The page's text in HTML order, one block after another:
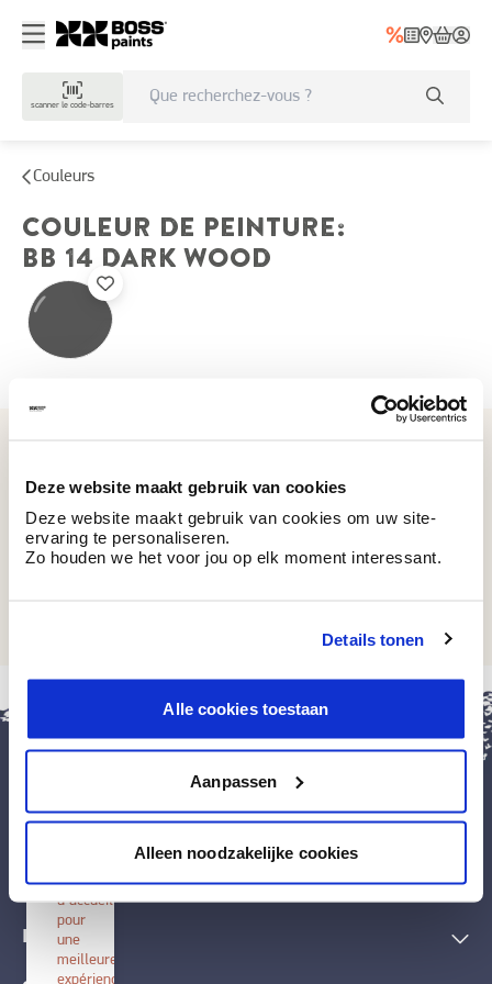
Deze website maakt gebruik van cookies
Deze website maakt gebruik van cookies om uw site-
ervaring te personaliseren.
Zo houden we het voor jou op elk moment interessant.
Details tonen
Alle cookies toestaan
Aanpassen
Alleen noodzakelijke cookies
scanner le code-barres
Couleurs
COULEUR DE PEINTURE:
BB 14 DARK WOOD
Techniques décoratives
Inspiration
BOSS
application
écran
d'accueil
pour
une
meilleure
expérience.
fermer